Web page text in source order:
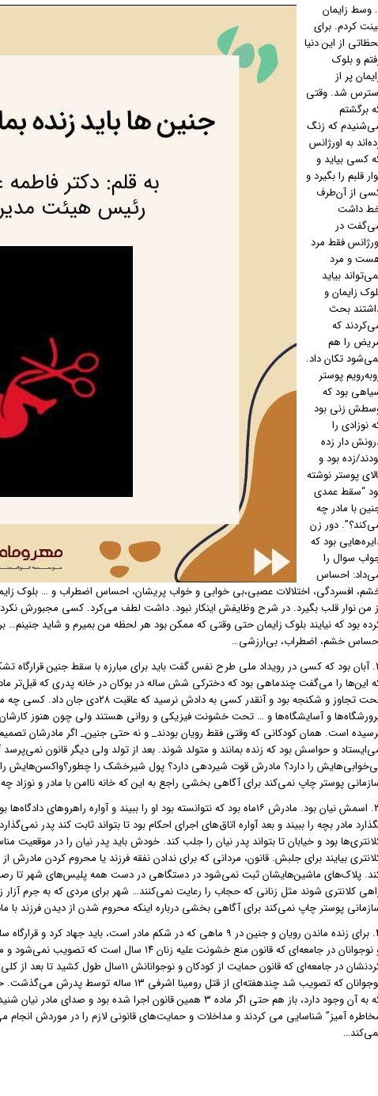
۱. وسط زایمان
کردم. برای
از این دنیا
و بلوک
پر از
شد. وقتی
برگشتم
که زنگ
به اورژانس
کسی بیاید و
قلبم را بگیرد و
از آن‌طرف
داشت
در
فقط مرد
و مرد
بیاید
زایمان و
بحث
که
را هم
تکان داد.
پوستر
بود که
زنی بود
نوزادی را
دار زده
زده بود و
پوستر نوشته
“سقط عمدی
با مادر چه
دور زن
بود که
سوال را
احساس
افسردگی، اختلالات عصبی،بی خوابی و خواب پریشان، احساس اضطراب و … بلوک
من نوار قلب بگیرد. در شرح وظایفش اینکار نبود. داشت لطف می‌کرد. کسی مجبورش
بود که نیایند بلوک زایمان حتی وقتی‌ که ممکن بود هر لحظه من بمیرم و شاید
خشم، اضطراب، بی‌ارزشی…
۲. آبان بود که کسی در رویداد ملی طرح نفس گفت باید برای مبارزه با سقط جنین
این‌ها را می‌گفت چندماهی بود که دخترکی شش ساله در بوکان در خانه پدری که قبل‌تر
تحت تجاوز و شکنجه بود و آنقدر کسی به
و آسایشگاه‌ها و … تحت خشونت فیزیکی و روانی هستند ولی چون هنوز
است. همان کودکانی که وقتی فقط رویان بودند_ و نه حتی جنین_ اگر مادرشان
و حواسش بود که زنده بمانند و متولد شوند. بعد از تولد ولی دیگر قانون
را دارد؟ مادرش قوت شیردهی دارد؟ پول شیرخشک را چطور؟واکسن‌هایش
پوستر چاپ نمی‌کند برای آگاهی بخشی راجع به این که خانه ناامن با مادر و نوزاد
۳. اسمش نیان بود. مادرش ۱۶ماه بود که نتوانسته بود او را ببیند و آواره
مادر بچه را ببیند و بعد آواره اتاق‌های اجرای احکام بود تا بتواند ثابت کند پدر
بود و خیابان تا بتواند پدر نیان را جلب کند. خودش باید پدر نیان را در
بیایند برای جلبش. قانون، مردانی که برای ندادن نفقه فرزند یا محروم کردن
پلاک‌های ماشین‌هایشان ثبت نمی‌شود در دستگاهی در دست همه پلیس‌های شهر تا رصد
کلانتری شوند مثل زنانی که حجاب را رعایت نمی‌کنند… شهر برای مردی که به جرم
پوستر چاپ نمی‌کند برای آگاهی بخشی درباره اینکه محروم شدن از دیدن فرزند با
۴. برای زنده ماندن رویان و جنین در ۹ ماهی که در شکم مادر است،
و نوجوانان در جامعه‌ای که قانون منع خشونت علیه
کردنشان در جامعه‌ای که قانون حمایت از
که به آن وجود دارد، باز هم حتی اگر ماده ۳ همین قانون اجرا
آمیز” شناسایی می کردند و مداخلات و حمایت‌های قانونی لازم را در موردش انجام